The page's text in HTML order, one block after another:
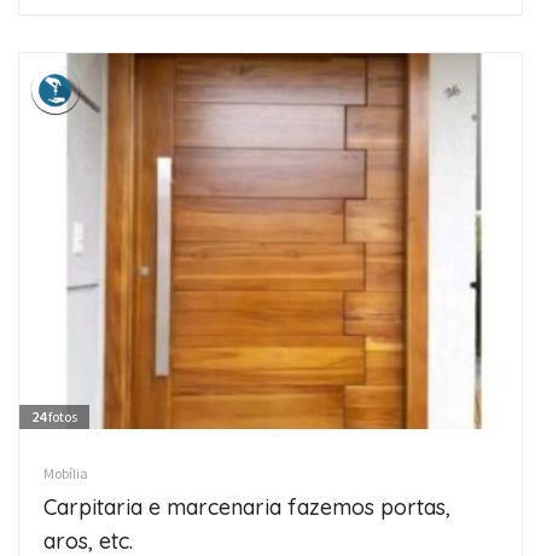
24fotos
Mobília
Carpitaria e marcenaria fazemos portas,
aros, etc.